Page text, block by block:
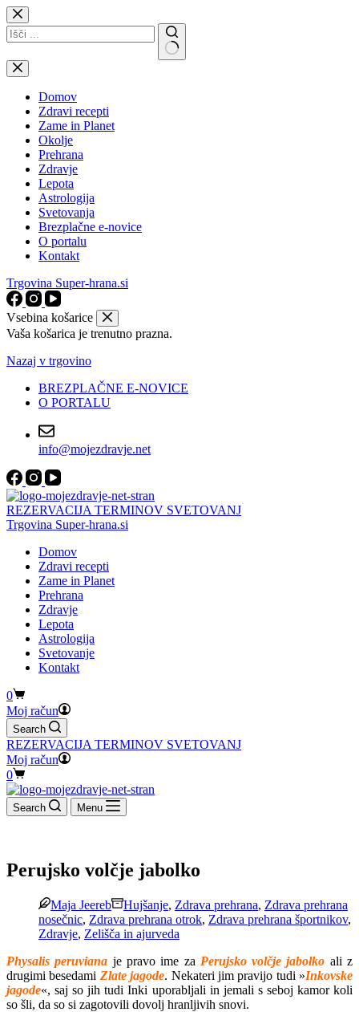
Skip
to
content
No
results
Domov
Zdravi recepti
Zame in Planet
Okolje
Prehrana
Zdravje
Lepota
Astrologija
Svetovanja
Brezplačne e-novice
O portalu
Kontakt
Trgovina Super-hrana.si
Vsebina košarice
Vaša košarica je trenutno prazna.
Nazaj v trgovino
BREZPLAČNE E-NOVICE
O PORTALU
info@mojezdravje.net
REZERVACIJA TERMINOV SVETOVANJ
Trgovina Super-hrana.si
Domov
Zdravi recepti
Zame in Planet
Prehrana
Zdravje
Lepota
Astrologija
Svetovanje
Kontakt
Shopping
cart
0
Moj račun
Search
REZERVACIJA TERMINOV SVETOVANJ
Moj račun
Shopping
cart
0
Search Menu
Perujsko volčje jabolko
Maja Jeereb Hujšanje, Zdrava prehrana, Zdrava prehrana
nosečnic, Zdrava prehrana otrok, Zdrava prehrana športnikov,
Zdravje, Zelišča in ajurveda
Physalis peruviana je pravo ime za Perujsko volčje jabolko ali z
drugimi besedami Zlate jagode. Nekateri jim pravijo tudi »Inkovske
jagode«, saj so jih tudi Inki uporabljali in jemali s seboj kamor koli
so šli, da so si zagotovili dovolj hranljivih snovi.